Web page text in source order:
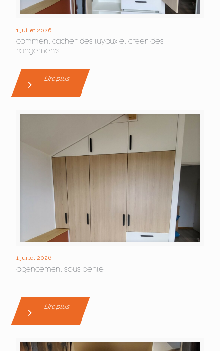
1 juillet 2026
comment cacher des tuyaux et créer des
rangements
Lire plus
1 juillet 2026
agencement sous pente
Lire plus